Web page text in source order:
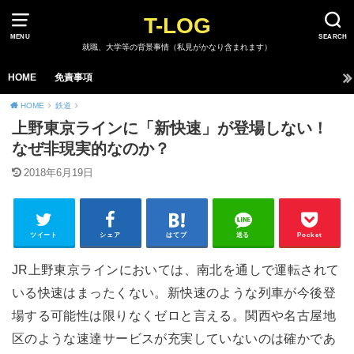
MENU SEARCH
T-LOG
就職、大学等の背景事情（私見がかなり含まれます）
HOME 免責事項
HOME 鉄道
上野東京ラインに「新快速」が登場しない！
なぜ非現実的なのか？
2018年6月19日
ツイート シェア はてブ 送る Pocket
JR上野東京ラインにおいては、南北を通しで運転されて
いる快速はまったくない。新快速のような列車が今後登
場する可能性は限りなくゼロと言える。関西や名古屋地
区のような速達サービスが充実していないのは確かであ